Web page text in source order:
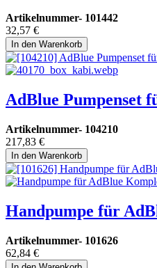
Artikelnummer- 101442
32,57 €
In den Warenkorb
AdBlue Pumpenset
Artikelnummer- 104210
217,83 €
In den Warenkorb
Handpumpe für
Artikelnummer- 101626
62,84 €